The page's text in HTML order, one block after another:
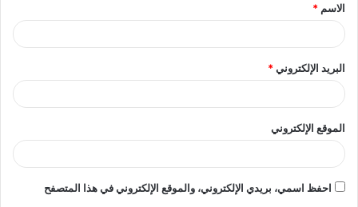
*
الاسم *
البريد الإلكتروني*
الموقع الإلكتروني
احفظ اسمي، بريدي الإلكتروني، والموقع الإلكتروني في هذا المتصفح